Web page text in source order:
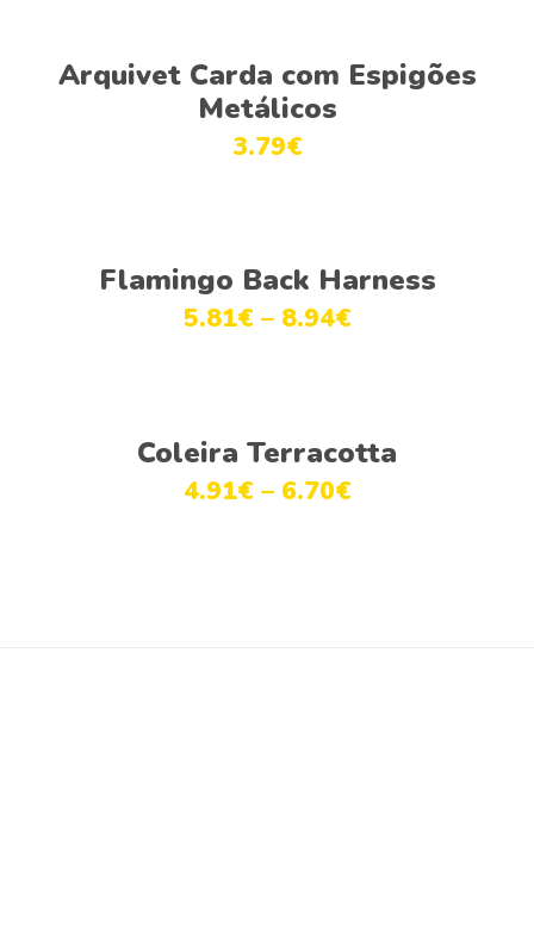
Adicionar
Arquivet Carda com Espigões
Metálicos
3.79€
Ver opções
Flamingo Back Harness
5.81€ – 8.94€
Ver opções
Coleira Terracotta
4.91€ – 6.70€